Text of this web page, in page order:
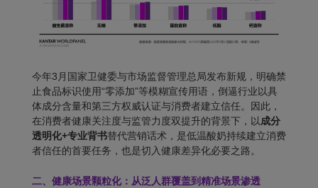
今年3月国家卫健委与市场监督管理总局发布新规，明确禁
止食品标识使用“零添加”等模糊宣传用语，倒逼行业以具
体成分含量和第三方权威认证与消费者建立信任。因此，
在消费者健康关注度与监管力度双提升的背景下，以成分
透明化+专业背书替代营销话术，是低温酸奶持续建立消费
者信任的首要任务，也是切入健康差异化必要之路。
二、健康场景颗粒化： 从泛人群覆盖到精准场景渗透